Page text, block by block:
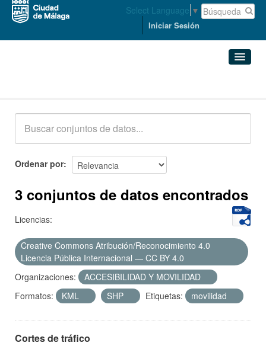
Select Language ▼
Iniciar Sesión
Acerca de
Ordenar por
3 conjuntos de datos encontrados
Licencias:
Creative Commons Atribución/Reconocimiento 4.0
Licencia Pública Internacional — CC BY 4.0
Organizaciones:
ACCESIBILIDAD Y MOVILIDAD
Formatos:
KML SHP Etiquetas: movilidad
Cortes de tráfico